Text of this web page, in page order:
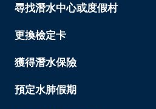
PADI
TAIWAN
尋找潛水中心或度假村
更換檢定卡
獲得潛水保險
預定水肺假期